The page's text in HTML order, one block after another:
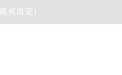
帳限定)